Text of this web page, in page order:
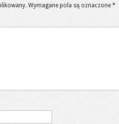
Wymagane pola są oznaczone *